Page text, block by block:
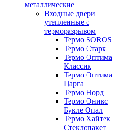
металлические
Входные двери
утепленные с
терморазрывом
Термо SOROS
Термо Старк
Термо Оптима
Классик
Термо Оптима
Царга
Термо Норд
Термо Оникс
Букле Опал
Термо Хайтек
Стеклопакет